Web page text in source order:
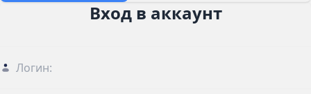
Вход в аккаунт